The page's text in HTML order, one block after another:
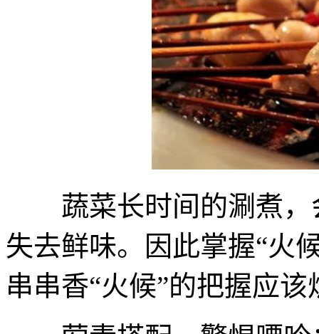
蔬菜长时间的涮煮，
失去鲜味。因此掌握“火
串串香“火候”的把握应